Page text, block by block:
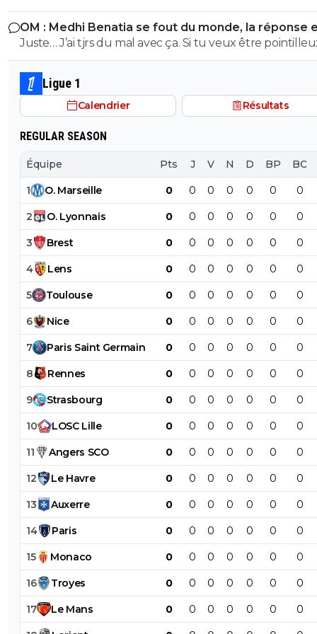
transfert qui empêchera de faire Godts.
commentaire là tête entre le carrelage et ma semelle ..
pauvre guignol
plus compliqué pour se mettre en valeur surtout
fais face à la concurrence des milieux actuels titulaires,
logique que ce joueur de 20 ans soit prêté pour s
en attendant son tour et prendre du temps de jeu,
il n a pas encore floppé, c est encore trop tôt pour le
déterminer
OM : Medhi Benatia se fout du monde, la réponse
violente
Juste… J’ai tjrs du mal avec ça. Si tu veux être
etc…oui Mais c’est pas eux qui courent (ou pas) sur le
aussi…Ligue 1
Calendrier Résultats
REGULAR SEASON
Équipe Pts J V N D BP BC
1 O. Marseille 0 0 0 0 0 0 0
2 O. Lyonnais 0 0 0 0 0 0 0
3 Brest 0 0 0 0 0 0 0
4 Lens 0 0 0 0 0 0 0
5 Toulouse 0 0 0 0 0 0 0
6 Nice 0 0 0 0 0 0 0
7 Paris Saint Germain 0 0 0 0 0 0 0
8 Rennes 0 0 0 0 0 0 0
9 Strasbourg 0 0 0 0 0 0 0
10 LOSC Lille 0 0 0 0 0 0 0
11 Angers SCO 0 0 0 0 0 0 0
12 Le Havre 0 0 0 0 0 0 0
13 Auxerre 0 0 0 0 0 0 0
14 Paris 0 0 0 0 0 0 0
15 Monaco 0 0 0 0 0 0 0
16 Troyes 0 0 0 0 0 0 0
17 Le Mans 0 0 0 0 0 0 0